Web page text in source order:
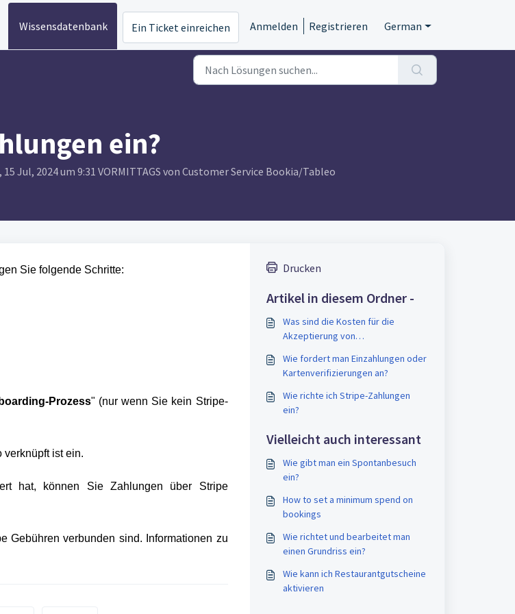
Wissensdatenbank Ein Ticket einreichen Anmelden Registrieren German
ein?
Jul, 2024 um 9:31 VORMITTAGS von Customer Service Bookia/Tableo
Sie folgende Schritte:
Prozess" (nur wenn Sie kein Stripe-
verknüpft ist ein.
hat, können Sie Zahlungen über Stripe
Gebühren verbunden sind. Informationen zu
Drucken
Artikel in diesem Ordner -
Was sind die Kosten für die
Akzeptierung von
Wie fordert man Einzahlungen oder
Kartenverifizierungen an?
Wie richte ich Stripe-Zahlungen
ein?
Vielleicht auch interessant
Wie gibt man ein Spontanbesuch
ein?
How to set a minimum spend on
bookings
Wie richtet und bearbeitet man
einen Grundriss ein?
Wie kann ich Restaurantgutscheine
aktivieren